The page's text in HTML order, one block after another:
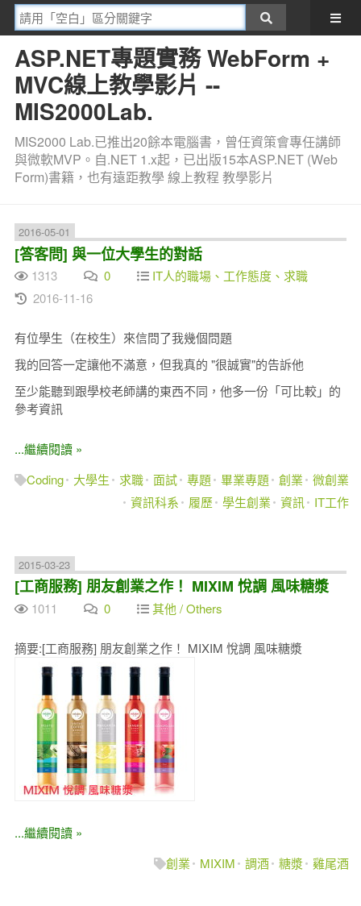
ASP.NET專題實務 WebForm +
MVC線上教學影片 --
MIS2000Lab.
MIS2000 Lab.已推出20餘本電腦書，曾任資策會專任講師
與微軟MVP。自.NET 1.x起，已出版15本ASP.NET (Web
Form)書籍，也有遠距教學 線上教程 教學影片
2016-05-01
[答客問] 與一位大學生的對話
1313 0
IT人的職場、工作態度、求職
2016-11-16
有位學生（在校生）來信問了我幾個問題
我的回答一定讓他不滿意，但我真的 "很誠實"的告訴他
至少能聽到跟學校老師講的東西不同，他多一份「可比較」的
參考資訊
...繼續閱讀 »
Coding
大學生 求職 面試 專題 畢業專題 創業
微創業
資訊科系
履歷 學生創業 資訊 IT工作
2015-03-23
[工商服務] 朋友創業之作！ MIXIM 悅調 風味糖漿
1011 0 其他 / Others
摘要:[工商服務] 朋友創業之作！ MIXIM 悅調 風味糖漿
...繼續閱讀 »
創業
MIXIM 調酒 糖漿 雞尾酒